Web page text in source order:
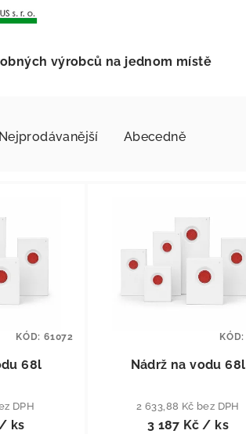
výrobců na jednom místě
Nejprodávanější Abecedně
68l
DPH
ks
KÓD: 61072
Nádrž na vodu 68l
2 633,88 Kč bez DPH
3 187 Kč/ ks
KÓD: